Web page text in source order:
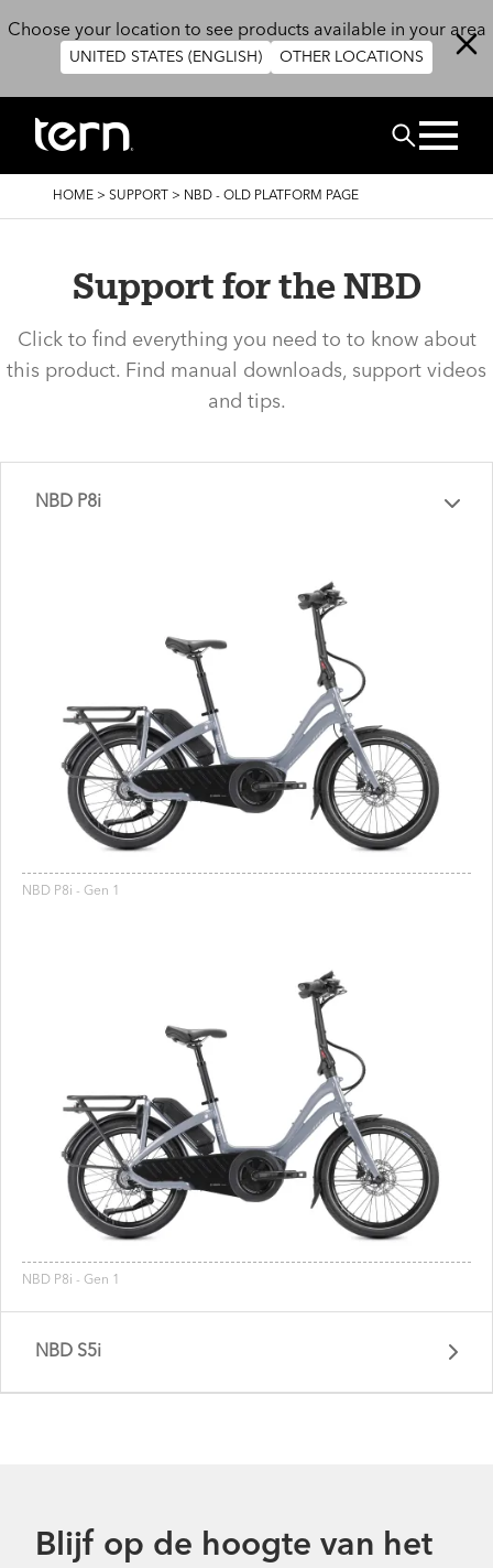
Choose your location to see products available in your area
UNITED STATES (ENGLISH) OTHER LOCATIONS
ZOEK
KRUIMELPAD
HOME > SUPPORT > NBD - OLD PLATFORM PAGE
Support for the NBD
Click to find everything you need to to know about
this product. Find manual downloads, support videos
and tips.
NBD P8i
NBD P8i - Gen 1
NBD P8i - Gen 1
NBD S5i
Blijf op de hoogte van het